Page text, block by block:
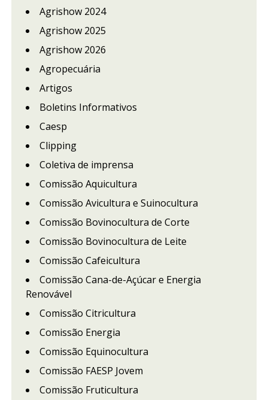
Agrishow 2024
Agrishow 2025
Agrishow 2026
Agropecuária
Artigos
Boletins Informativos
Caesp
Clipping
Coletiva de imprensa
Comissão Aquicultura
Comissão Avicultura e Suinocultura
Comissão Bovinocultura de Corte
Comissão Bovinocultura de Leite
Comissão Cafeicultura
Comissão Cana-de-Açúcar e Energia
Renovável
Comissão Citricultura
Comissão Energia
Comissão Equinocultura
Comissão FAESP Jovem
Comissão Fruticultura